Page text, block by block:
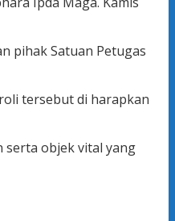
pihak Satuan Petugas
tersebut di harapkan
serta objek vital yang